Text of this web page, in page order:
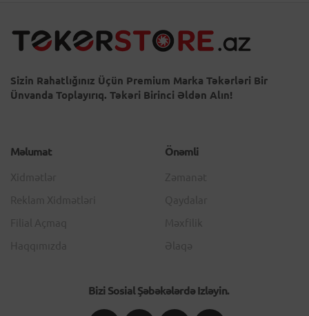
Sizin Rahatlığınız Üçün Premium Marka Təkərləri Bir
Ünvanda Toplayırıq. Təkəri Birinci Əldən Alın!
Məlumat Önəmli
Bizi Sosial Şəbəkələrdə Izləyin.